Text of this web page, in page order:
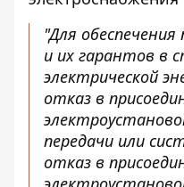
"Для обеспечения
и их гарантов в
электрической
отказ в
передачи или
отказ в